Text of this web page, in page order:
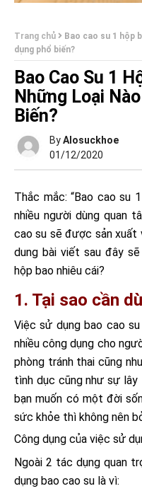
Trang chủ
Bao cao su 1 hộp
dụng phổ biến?
Bao Cao Su 1
Những Loại
Biến?
ByAlosuckhoe
01/12/2020
Thắc mắc: “Bao cao su
nhiều người dùng quan
cao su sẽ được sản xuất
dung bài viết sau đây
hộp bao nhiêu cái?
1. Tại sao cần
Việc sử dụng bao cao
nhiều công dụng cho
phòng tránh thai cũng
tình dục cũng như sự lây
bạn muốn có một đời
sức khỏe thì không nên
Công dụng của việc sử
Ngoài 2 tác dụng quan
dụng bao cao su là vì: